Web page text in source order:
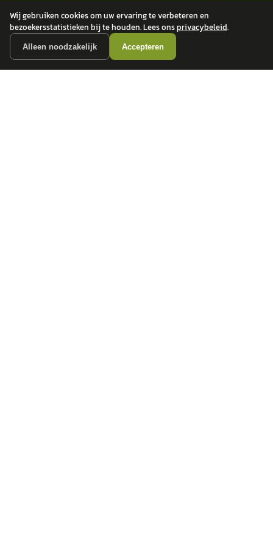
Wij gebruiken cookies om uw ervaring te verbeteren en
bezoekersstatistieken bij te houden. Lees onsprivacybeleid.
Alleen noodzakelijk Accepteren